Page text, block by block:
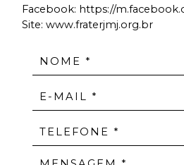
Facebook: https://
Site: www.fraterjmj.org.br